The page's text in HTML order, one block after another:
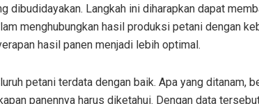
dibudidayakan. Langkah ini diharapkan dapat
menghubungkan hasil produksi petani dengan
hasil panen menjadi lebih optimal.
petani terdata dengan baik. Apa yang ditanam,
panennya harus diketahui. Dengan data